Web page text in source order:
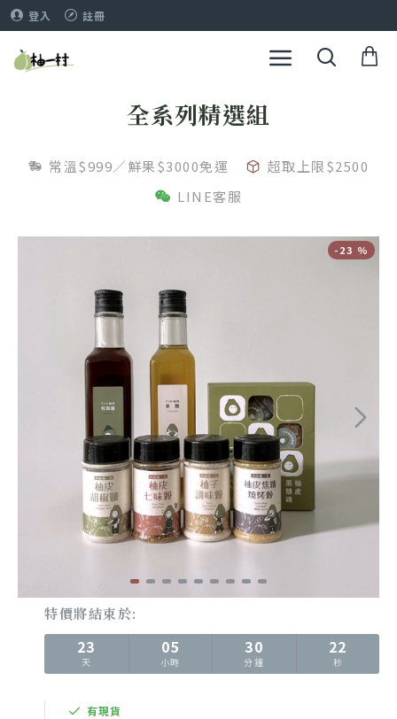
登入 註冊
全系列精選組
常溫$999／鮮果$3000免運
超取上限$2500
LINE客服
-23 %
特價將結束於:
23
天
05
小時
30
分鐘
19
秒
有現貨